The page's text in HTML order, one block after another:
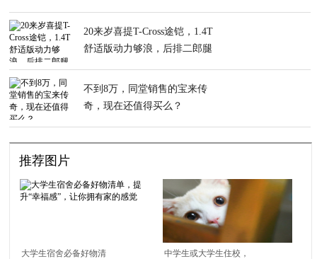
20来岁喜提T-Cross途铠，1.4T
舒适版动力够浪，后排二郎腿
不到8万，同堂销售的宝来传
奇，现在还值得买么？
推荐图片
大学生宿舍必备好物清 中学生或大学生住校，